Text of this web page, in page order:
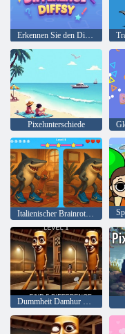
Erkennen Sie den Differenzdiffsy_1
Pixelunterschiede
Dummheit Damhur Sahur Unterschied